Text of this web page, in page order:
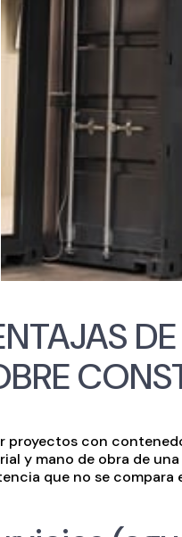
proyectos con
y mano de obra de
que no se